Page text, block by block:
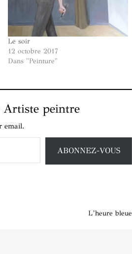
Le soir
12 octobre 2017
Dans "Peinture"
peintre
email.
ABONNEZ-VOUS
L’heure bleue